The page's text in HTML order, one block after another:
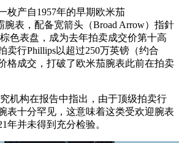
产自1957年的早期欧米茄
腕表，配备宽箭头（Broad Arrow）指針
色表盘，成为去年拍卖成交价第十高
卖行Phillips以超过250万英镑（约合
格成交，打破了欧米茄腕表此前在拍卖
构在报告中指出，由于顶级拍卖行
表十分罕见，这意味着这类受欢迎腕表
年并未得到充分检验。